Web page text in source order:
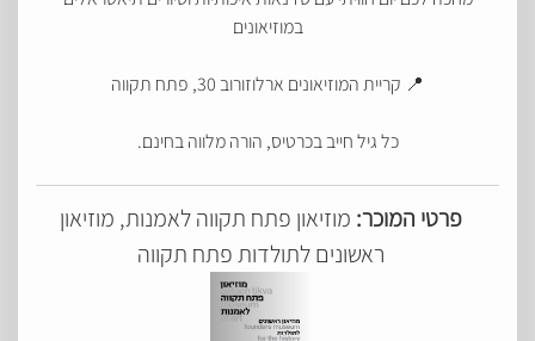
במוזיאונים
📍 קריית המוזיאונים ארלוזורוב 30, פתח תקווה
כל גיל חייב בכרטיס, הורה מלווה בחינם.
פרטי המוכר: מוזיאון פתח תקווה לאמנות, מוזיאון
ראשונים לתולדות פתח תקווה